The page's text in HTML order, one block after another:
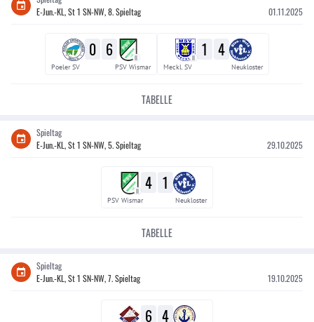
E-Jun.-KL, St 1 SN-NW, 8. Spieltag
01.11.2025
0 6 II
Poeler SV PSV Wismar
II 1 4
Meckl. SV Neukloster
TABELLE
Spieltag
E-Jun.-KL, St 1 SN-NW, 5. Spieltag
29.10.2025
II 4 1
PSV Wismar Neukloster
TABELLE
Spieltag
E-Jun.-KL, St 1 SN-NW, 7. Spieltag
19.10.2025
6 4